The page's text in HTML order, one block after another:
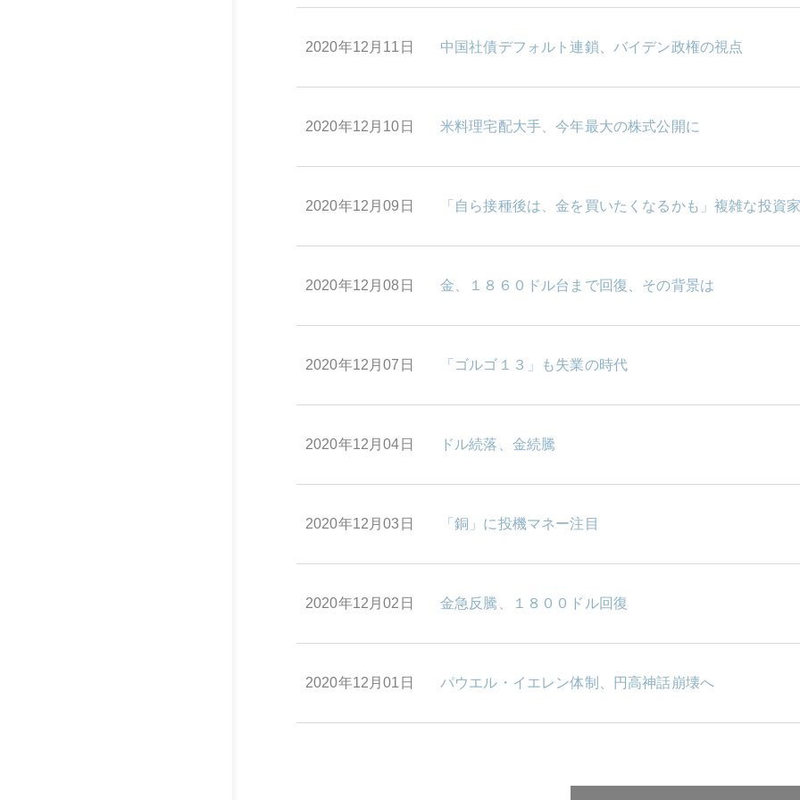
2020年12月11日 中国社債デフォルト連鎖、バイデン政権の視点
2020年12月10日 米料理宅配大手、今年最大の株式公開に
2020年12月09日 「自ら接種後は、金を買いたくなるかも」複雑な投資
2020年12月08日 金、１８６０ドル台まで回復、その背景は
2020年12月07日 「ゴルゴ１３」も失業の時代
2020年12月04日 ドル続落、金続騰
2020年12月03日 「銅」に投機マネー注目
2020年12月02日 金急反騰、１８００ドル回復
2020年12月01日 パウエル・イエレン体制、円高神話崩壊へ